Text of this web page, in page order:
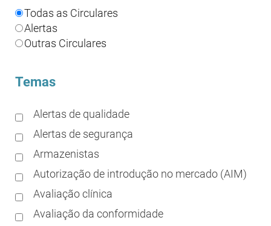
Todas as Circulares
Alertas
Outras Circulares
Temas
Alertas de qualidade
Alertas de segurança
Armazenistas
Autorização de introdução no mercado (AIM)
Avaliação clínica
Avaliação da conformidade